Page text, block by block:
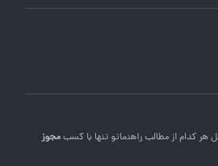
راهنماتو تنها با کسبمجوز